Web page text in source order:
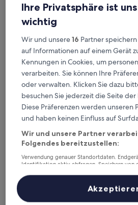
5.0-
Sterne-
Unterkunft
Xiacheng, 1,4 km von Qilun Square
von
10,
Außergewöhnlich,
(13
Bewertungen)
SSAW Boutique Hotel Hangzhou
Ihre Privatsphäre ist uns
wichtig
Wir und unsere16 Partner
auf Informationen auf einem Gerät
Kennungen in Cookies, um
verarbeiten. Sie können Ihre
oder verwalten. Klicken Sie dazu
besuchen Sie jederzeit die Seite
Diese Präferenzen werden unseren
und haben keinen Einfluss auf
Wir und unsere Partner
Folgendes bereitzustellen:
Verwendung genauer Standortdaten.
Identifikation aktiv abfragen. Speichern von
Inhalte, Messung von Werbeleistung und
Zielgruppenforschung sowie Entwicklung
Liste der Partner (Lieferanten)